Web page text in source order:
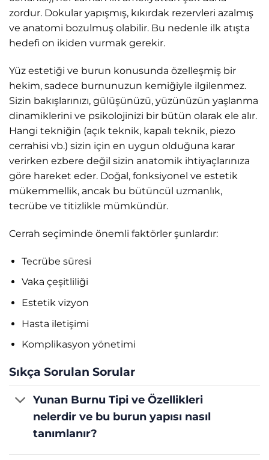
zordur. Dokular yapışmış, kıkırdak rezervleri azalmış
ve anatomi bozulmuş olabilir. Bu nedenle ilk atışta
hedefi on ikiden vurmak gerekir.
Yüz estetiği ve burun konusunda özelleşmiş bir
hekim, sadece burnunuzun kemiğiyle ilgilenmez.
Sizin bakışlarınızı, gülüşünüzü, yüzünüzün yaşlanma
dinamiklerini ve psikolojinizi bir bütün olarak ele alır.
Hangi tekniğin (açık teknik, kapalı teknik, piezo
cerrahisi vb.) sizin için en uygun olduğuna karar
verirken ezbere değil sizin anatomik ihtiyaçlarınıza
göre hareket eder. Doğal, fonksiyonel ve estetik
mükemmellik, ancak bu bütüncül uzmanlık,
tecrübe ve titizlikle mümkündür.
Cerrah seçiminde önemli faktörler şunlardır:
Tecrübe süresi
Vaka çeşitliliği
Estetik vizyon
Hasta iletişimi
Komplikasyon yönetimi
Sıkça Sorulan Sorular
Yunan Burnu Tipi ve Özellikleri
nelerdir ve bu burun yapısı nasıl
tanımlanır?